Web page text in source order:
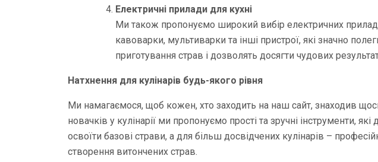
Електричні прилади для кухні
Ми також пропонуємо широкий вибір електричних
кавоварки, мультиварки та інші пристрої, які значно
приготування страв і дозволять досягти чудових
Натхнення для кулінарів будь-якого рівня
Ми намагаємося, щоб кожен, хто заходить на наш сайт, знаходив
новачків у кулінарії ми пропонуємо прості та зручні інструменти,
освоїти базові страви, а для більш досвідчених кулінарів –
створення витончених страв.